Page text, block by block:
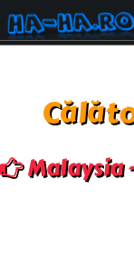
Malaysia